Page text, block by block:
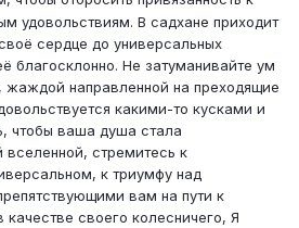
удовольствиям. В садхане приходит
сердце до универсальных
благосклонно. Не затуманивайте ум
направленной на преходящие
какими-то кусками и
чтобы ваша душа стала
стремитесь к
к триумфу над
вам на пути к
своего колесничего, Я